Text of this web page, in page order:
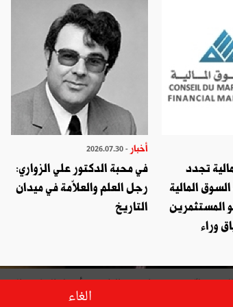
بدعوة من الجمعية المهنية التونسية للبنوك والمؤسسات المالية، يحلّ بتونس بداية من
تجدد
المالية
المستثمرين
وراء
أخبار - 2026.07.30
في محبة الدكتور علي الزواري:
رجل العلم والعلاّمة في ميدان
التاريخ
الغاء